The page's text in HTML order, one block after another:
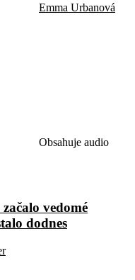
Emma Urbanová
Obsahuje audio
vedomé
dodnes